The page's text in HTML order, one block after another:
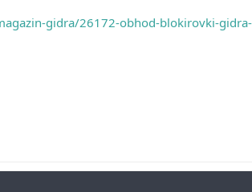
gidra/26172-obhod-blokirovki-